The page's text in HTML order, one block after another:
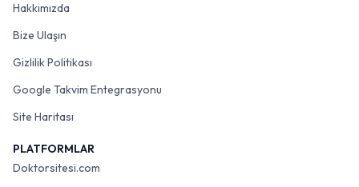
Hakkımızda
Bize Ulaşın
Gizlilik Politikası
Google Takvim Entegrasyonu
Site Haritası
PLATFORMLAR
Doktorsitesi.com